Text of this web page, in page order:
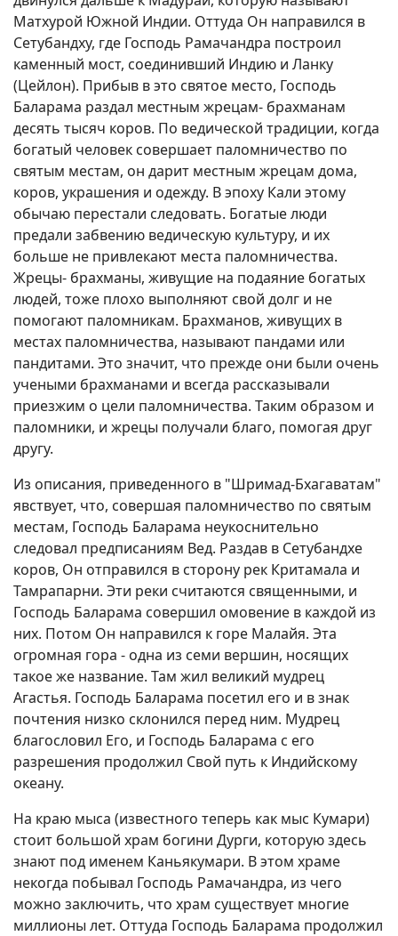
Матхурой Южной Индии. Оттуда Он направился в
Сетубандху, где Господь Рамачандра построил
каменный мост, соединивший Индию и Ланку
(Цейлон). Прибыв в это святое место, Господь
Баларама раздал местным жрецам- брахманам
десять тысяч коров. По ведической традиции, когда
богатый человек совершает паломничество по
святым местам, он дарит местным жрецам дома,
коров, украшения и одежду. В эпоху Кали этому
обычаю перестали следовать. Богатые люди
предали забвению ведическую культуру, и их
больше не привлекают места паломничества.
Жрецы- брахманы, живущие на подаяние богатых
людей, тоже плохо выполняют свой долг и не
помогают паломникам. Брахманов, живущих в
местах паломничества, называют пандами или
пандитами. Это значит, что прежде они были очень
учеными брахманами и всегда рассказывали
приезжим о цели паломничества. Таким образом и
паломники, и жрецы получали благо, помогая друг
другу.
Из описания, приведенного в "Шримад-Бхагаватам"
явствует, что, совершая паломничество по святым
местам, Господь Баларама неукоснительно
следовал предписаниям Вед. Раздав в Сетубандхе
коров, Он отправился в сторону рек Критамала и
Тамрапарни. Эти реки считаются священными, и
Господь Баларама совершил омовение в каждой из
них. Потом Он направился к горе Малайя. Эта
огромная гора - одна из семи вершин, носящих
такое же название. Там жил великий мудрец
Агастья. Господь Баларама посетил его и в знак
почтения низко склонился перед ним. Мудрец
благословил Его, и Господь Баларама с его
разрешения продолжил Свой путь к Индийскому
океану.
На краю мыса (известного теперь как мыс Кумари)
стоит большой храм богини Дурги, которую здесь
знают под именем Каньякумари. В этом храме
некогда побывал Господь Рамачандра, из чего
можно заключить, что храм существует многие
миллионы лет. Оттуда Господь Баларама продолжил